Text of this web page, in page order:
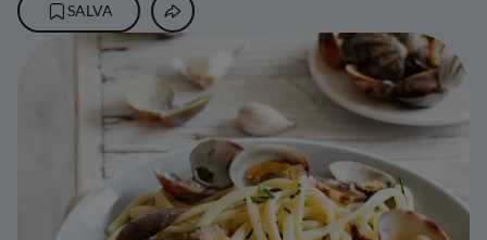
SALVA